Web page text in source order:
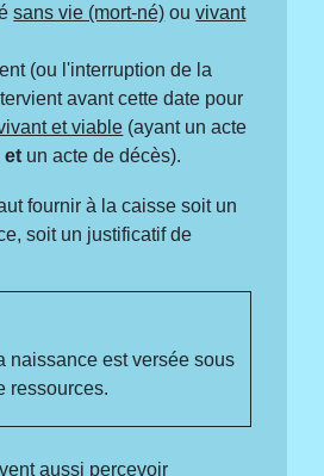
sans vie (mort-né) ouvivant
(ou l'interruption de la
avant cette date pour
et viable (ayant un acte
et un acte de décès).
fournir à la caisse soit un
soit un justificatif de
naissance est versée sous
ressources.
aussi percevoir